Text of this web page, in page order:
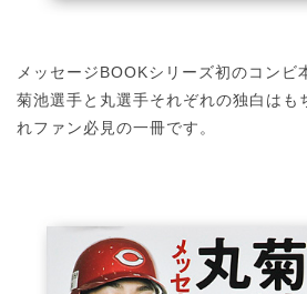
メッセージBOOKシリーズ初のコンビ
菊池選手と丸選手それぞれの独白はも
れファン必見の一冊です。